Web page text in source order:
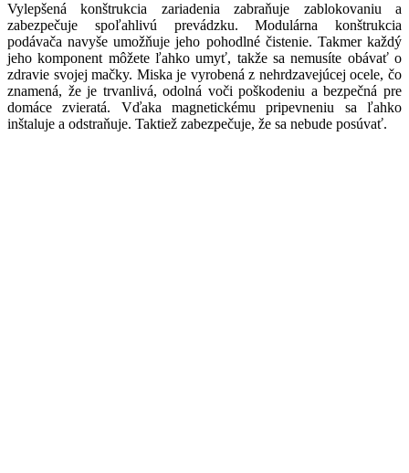
Vylepšená konštrukcia zariadenia zabraňuje zablokovaniu a
zabezpečuje spoľahlivú prevádzku. Modulárna konštrukcia
podávača navyše umožňuje jeho pohodlné čistenie. Takmer každý
jeho komponent môžete ľahko umyť, takže sa nemusíte obávať o
zdravie svojej mačky. Miska je vyrobená z nehrdzavejúcej ocele, čo
znamená, že je trvanlivá, odolná voči poškodeniu a bezpečná pre
domáce zvieratá. Vďaka magnetickému pripevneniu sa ľahko
inštaluje a odstraňuje. Taktiež zabezpečuje, že sa nebude posúvať.